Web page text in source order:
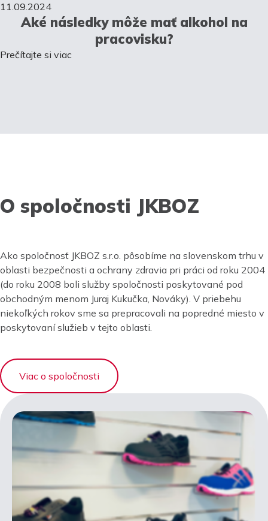
11.09.2024
Aké následky môže mať alkohol na
pracovisku?
Prečítajte si viac
O spoločnosti JKBOZ
Ako spoločnosť JKBOZ s.r.o. pôsobíme na slovenskom trhu v
oblasti bezpečnosti a ochrany zdravia pri práci od roku 2004
(do roku 2008 boli služby spoločnosti poskytované pod
obchodným menom Juraj Kukučka, Nováky). V priebehu
niekoľkých rokov sme sa prepracovali na popredné miesto v
poskytovaní služieb v tejto oblasti.
Viac o spoločnosti